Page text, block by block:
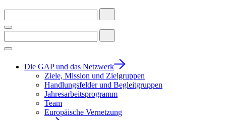
Die GAP und das Netzwerk
Ziele, Mission und Zielgruppen
Handlungsfelder und Begleitgruppen
Jahresarbeitsprogramm
Team
Europäische Vernetzung